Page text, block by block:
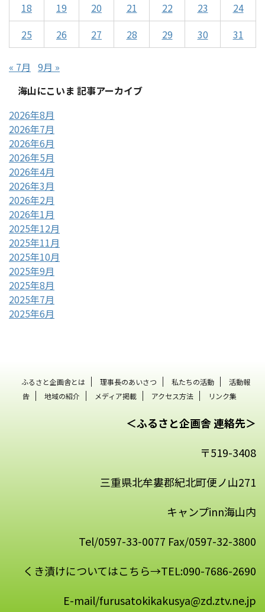
18
19 20 21 22 23
24
25
26 27 28 29 30 31
« 7月 9月 »
海山にこいま 記事アーカイブ
2026年8月
2026年7月
2026年6月
2026年5月
2026年4月
2026年3月
2026年2月
2026年1月
2025年12月
2025年11月
2025年10月
2025年9月
2025年8月
2025年7月
2025年6月
ふるさと企画舎とは 理事長のあいさつ 私たちの活動
活動報
告
地域の紹介 メディア掲載 アクセス方法 リンク集
＜ふるさと企画舎 連絡先＞
〒519-3408
三重県北牟婁郡紀北町便ノ山271
キャンプinn海山内
Tel/0597-33-0077 Fax/0597-32-3800
くき漬けについてはこちら→TEL:090-7686-2690
E-mail/furusatokikakusya@zd.ztv.ne.jp